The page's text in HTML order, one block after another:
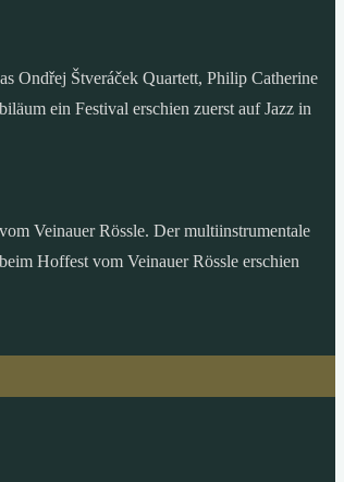
Ondřej Štveráček Quartett, Philip Catherine
ein Festival erschien zuerst auf Jazz in
Veinauer Rössle. Der multiinstrumentale
Hoffest vom Veinauer Rössle erschien